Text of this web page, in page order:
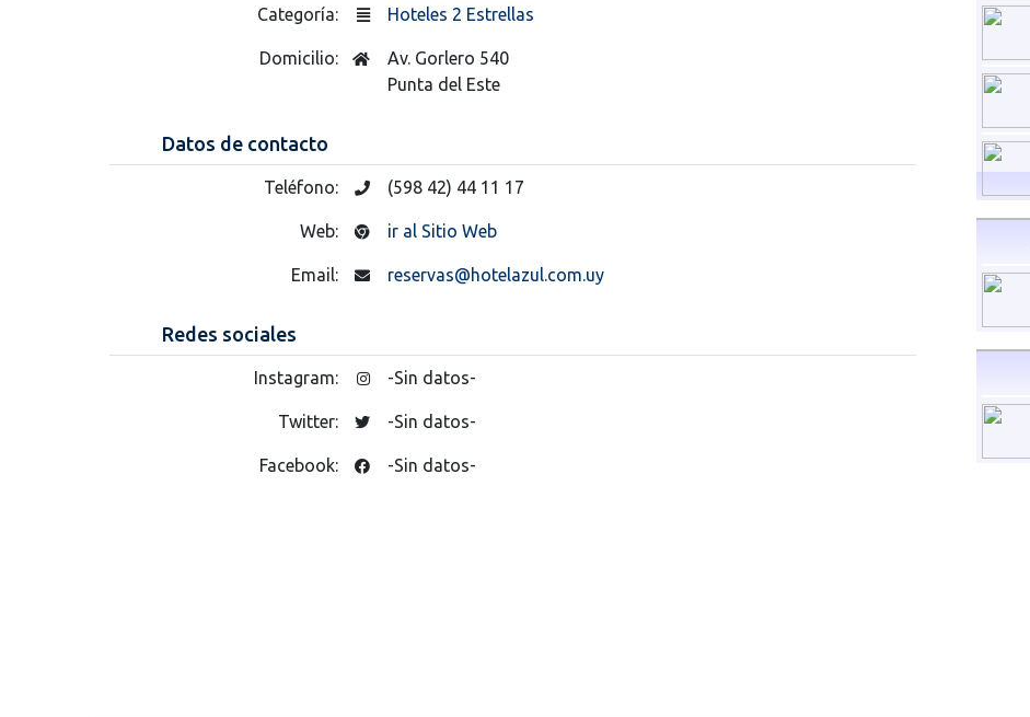
Categoría: Hoteles 2 Estrellas
Domicilio:
Av. Gorlero 540
Punta del Este
Datos de contacto
Teléfono: (598 42) 44 11 17
Web: ir al Sitio Web
Email: reservas@hotelazul.com.uy
Redes sociales
Instagram: -Sin datos-
Twitter: -Sin datos-
Facebook: -Sin datos-